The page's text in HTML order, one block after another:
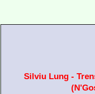
Silviu Lung -